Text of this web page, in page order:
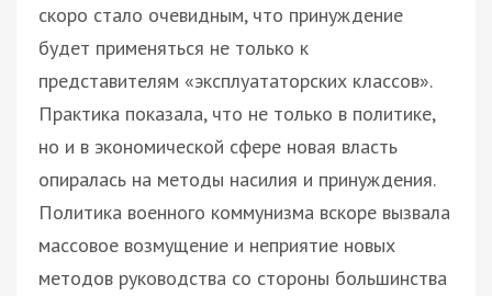
скоро стало очевидным, что принуждение
будет применяться не только к
представителям «эксплуататорских классов».
Практика показала, что не только в политике,
но и в экономической сфере новая власть
опиралась на методы насилия и принуждения.
Политика военного коммунизма вскоре вызвала
массовое возмущение и неприятие новых
методов руководства со стороны большинства